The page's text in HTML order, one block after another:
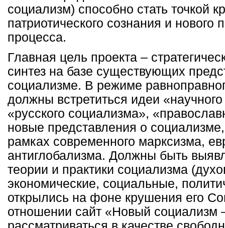
социализм) способно стать точкой
патриотического сознания и нового
процесса.
Главная цель проекта –
синтез на базе существующих
социализме. В режиме
должны встретиться идеи
«русского социализма»,
новые представления о
рамках современного марксизма,
антиглобализма. Должны быть
теории и практики социализма
экономические, социальные,
открылись на фоне крушения его
отношении сайт «Новый социализм